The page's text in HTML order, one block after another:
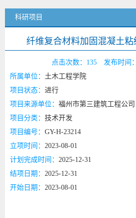
科研项目
纤维复合材料加固混凝土
点击次数： 135
发布时间
所属单位： 土木工程学院
项目状态： 进行
项目来源单位： 福州市第三建筑工程公司
项目分类： 技术开发
项目编号： GY-H-23214
立项时间： 2023-08-01
计划完成时间： 2025-12-31
结项日期： 2025-12-31
开始日期： 2023-08-01